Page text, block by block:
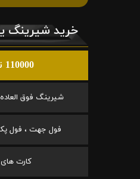
خرید شیرینگ
110000 تومان
شیرینگ فوق
فول جهت ، فول
کارت های